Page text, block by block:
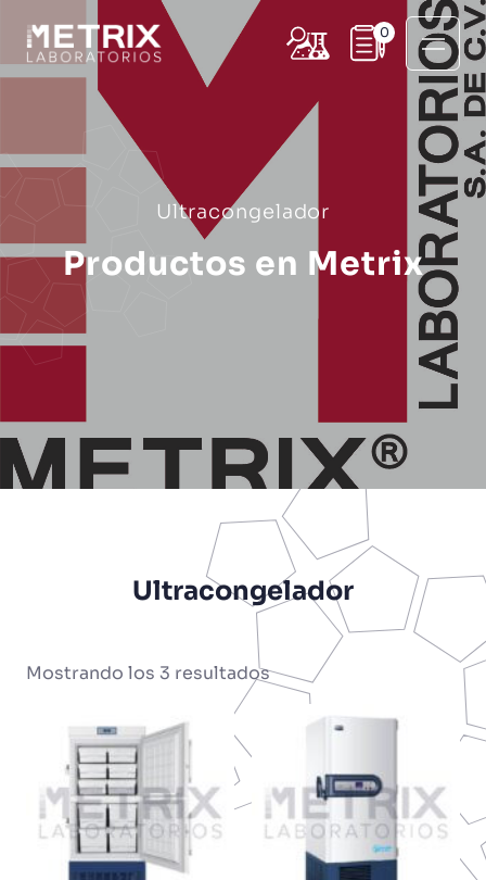
0
Ultracongelador
Productos en Metrix
Ultracongelador
Mostrando los 3 resultados